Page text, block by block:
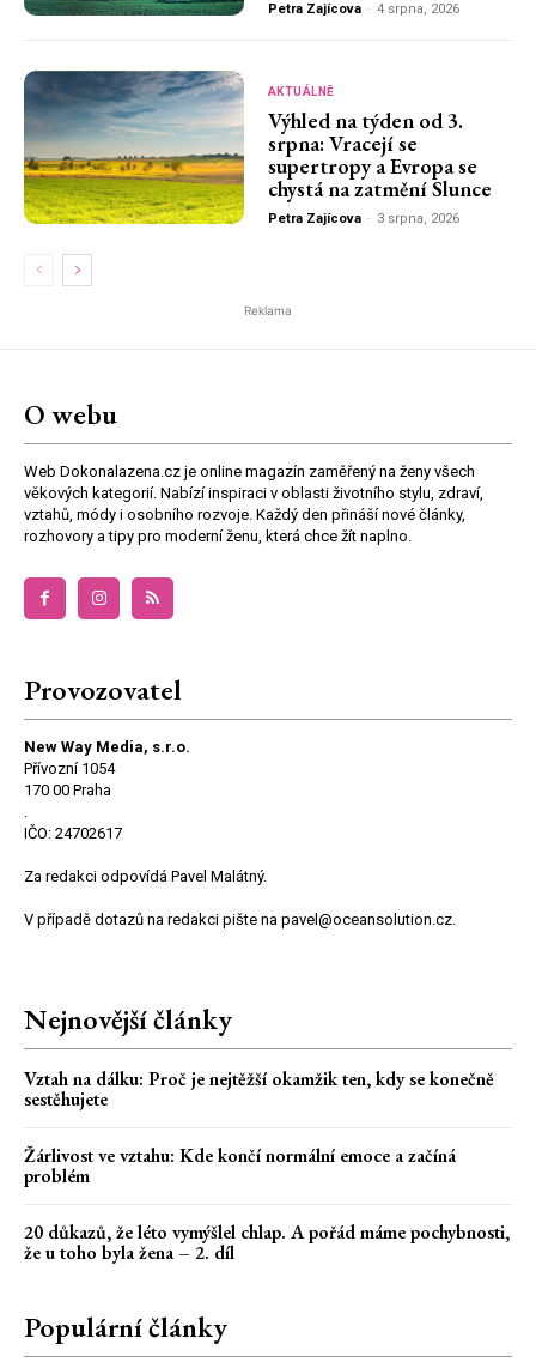
Petra Zajícova - 4 srpna, 2026
AKTUÁLNĚ
Výhled na týden od 3.
srpna: Vracejí se
supertropy a Evropa se
chystá na zatmění Slunce
Petra Zajícova - 3 srpna, 2026
Reklama
O webu
Web Dokonalazena.cz je online magazín zaměřený na ženy všech
věkových kategorií. Nabízí inspiraci v oblasti životního stylu, zdraví,
vztahů, módy i osobního rozvoje. Každý den přináší nové články,
rozhovory a tipy pro moderní ženu, která chce žít naplno.
Provozovatel
New Way Media, s.r.o.
Přívozní 1054
170 00 Praha
.
IČO: 24702617
Za redakci odpovídá Pavel Malátný.
V případě dotazů na redakci pište na pavel@oceansolution.cz.
Nejnovější články
Vztah na dálku: Proč je nejtěžší okamžik ten, kdy se konečně
sestěhujete
Žárlivost ve vztahu: Kde končí normální emoce a začíná
problém
20 důkazů, že léto vymýšlel chlap. A pořád máme pochybnosti,
že u toho byla žena – 2. díl
Populární články